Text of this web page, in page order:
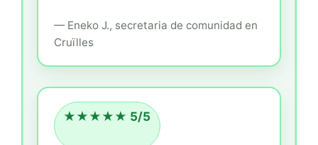
—Eneko J., secretaria de comunidad en
Cruïlles
★★★★★ 5/5